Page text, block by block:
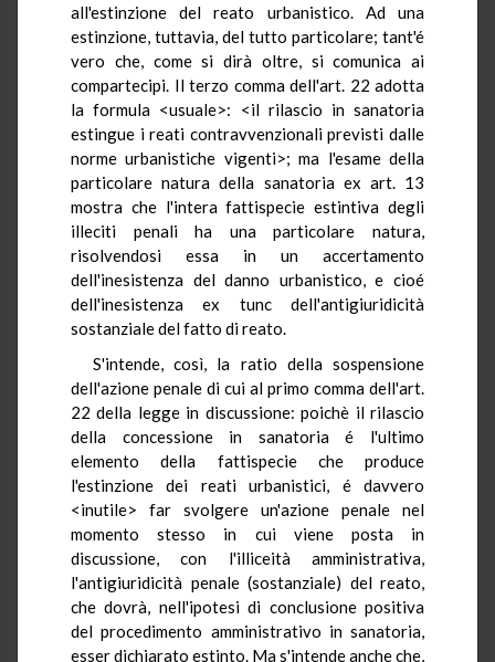
all'estinzione del reato urbanistico. Ad una
estinzione, tuttavia, del tutto particolare; tant'é
vero che, come si dirà oltre, si comunica ai
compartecipi. Il terzo comma dell'art. 22 adotta
la formula <usuale>: <il rilascio in sanatoria
estingue i reati contravvenzionali previsti dalle
norme urbanistiche vigenti>; ma l'esame della
particolare natura della sanatoria ex art. 13
mostra che l'intera fattispecie estintiva degli
illeciti penali ha una particolare natura,
risolvendosi essa in un accertamento
dell'inesistenza del danno urbanistico, e cioé
dell'inesistenza ex tunc dell'antigiuridicità
sostanziale del fatto di reato.
S'intende, così, la ratio della sospensione
dell'azione penale di cui al primo comma dell'art.
22 della legge in discussione: poichè il rilascio
della concessione in sanatoria é l'ultimo
elemento della fattispecie che produce
l'estinzione dei reati urbanistici, é davvero
<inutile> far svolgere un'azione penale nel
momento stesso in cui viene posta in
discussione, con l'illiceità amministrativa,
l'antigiuridicità penale (sostanziale) del reato,
che dovrà, nell'ipotesi di conclusione positiva
del procedimento amministrativo in sanatoria,
esser dichiarato estinto. Ma s'intende anche che,